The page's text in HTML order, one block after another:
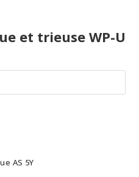
et trieuse WP-U
AS 5Y